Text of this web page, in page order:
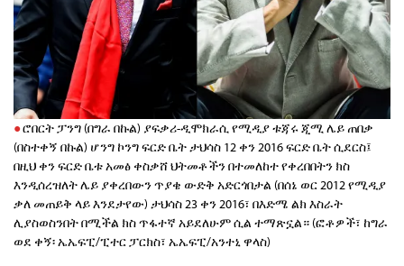
ሮበርት ፓንግ (በግራ በኩል) ያፍቃሪ-ዲሞክራሲ የሚዲያ ቱጃሩ ጂሚ ሌይ ጠበቃ
(በስተቀኝ በኩል) ሆንግ ኮንግ ፍርድ ቤት ታህሳስ 12 ቀን 2016 ፍርድ ቤት ሲደርስ፤
በዚህ ቀን ፍርድ ቤቱ አመፅ ቀስቃሸ ህትመቶችን በተመለከተ የቀረበበትን ክስ
እንዲሰረዝለት ሌይ ያቀረበውን ጥያቄ ውድቅ አድርጎበታል (በሰኔ ወር 2012 የሚዲያ
ቃለ መጠይቅ ላይ እንደታየው) ታህሳስ 23 ቀን 2016፣ በእድሜ ልክ እስራት
ሊያስወስንበት በሚችል ክስ ጥፋተኛ አይደለሁም ሲል ተማጽኗል። (ፎቶዎች፣ ከግራ
ወደ ቀኝ፡ ኤኤፍፒ/ፒተር ፓርክስ፣ ኤኤፍፒ/አንተኒ ዋላስ)